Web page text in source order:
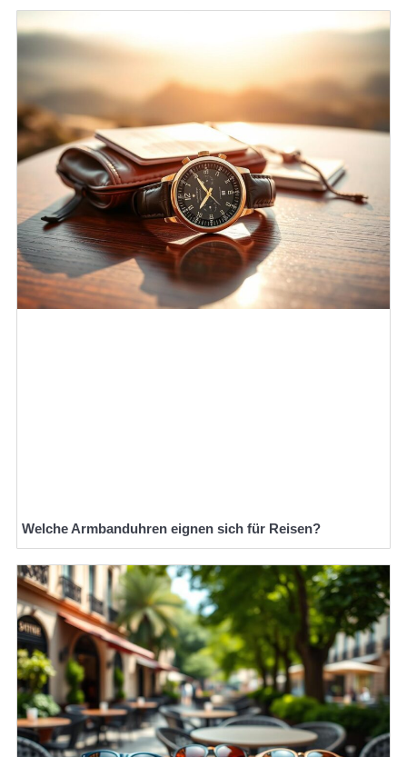
Welche Armbanduhren eignen sich für Reisen?